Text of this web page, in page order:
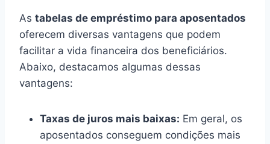
As tabelas de empréstimo para aposentados
oferecem diversas vantagens que podem
facilitar a vida financeira dos beneficiários.
Abaixo, destacamos algumas dessas
vantagens:
Taxas de juros mais baixas: Em geral, os
aposentados conseguem condições mais